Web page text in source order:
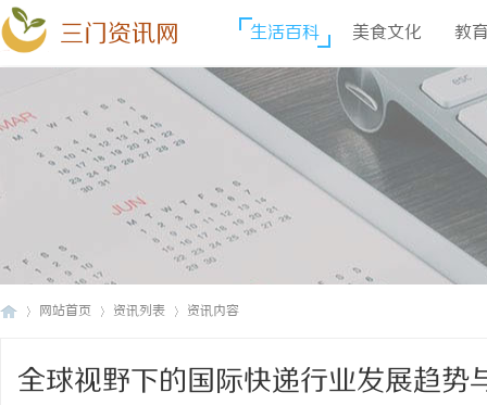
三门资讯网 生活百科 美食文化 教
网站首页 资讯列表 资讯内容
全球视野下的国际快递行业发展趋势